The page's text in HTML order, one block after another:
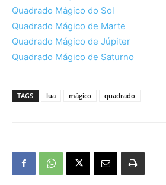
Quadrado Mágico do Sol
Quadrado Mágico de Marte
Quadrado Mágico de Júpiter
Quadrado Mágico de Saturno
TAGS lua mágico quadrado